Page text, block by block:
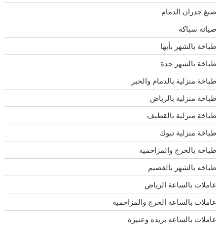
صبغ جدران الدمام
صيانه سباكه
طباخة بالشهر بأبها
طباخة بالشهر جدة
طباخة منزلية بالدمام والخبر
طباخة منزلية بالرياض
طباخة منزلية بالقطيف
طباخة منزلية تبوك
طباخه بالخرج والمزاحميه
طباخه بالشهر بالقصيم
عاملات بالساعة الرياض
عاملات بالساعه الخرج والمزاحميه
عاملات بالساعه بريده وعنيزة